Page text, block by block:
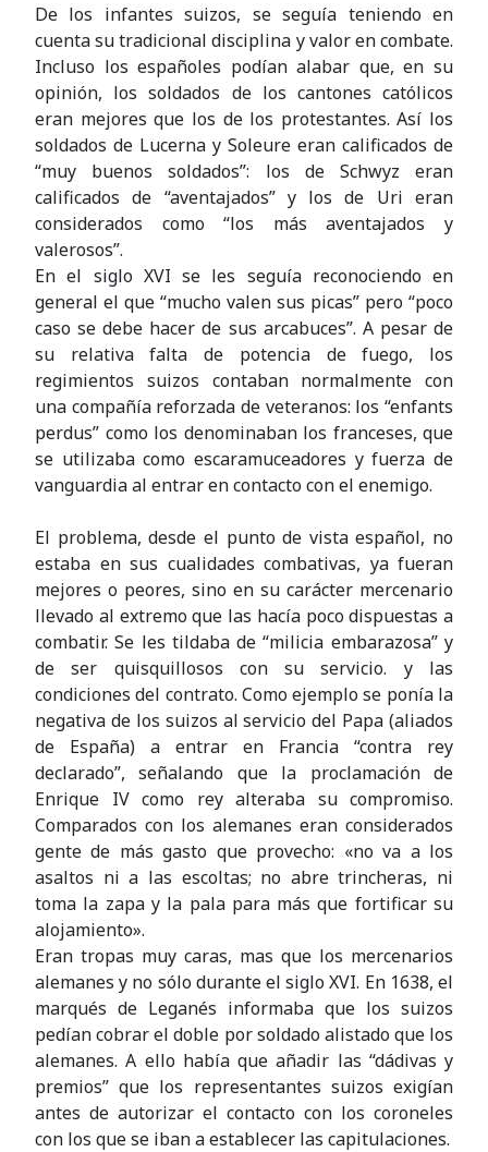
De los infantes suizos, se seguía teniendo en
cuenta su tradicional disciplina y valor en combate.
Incluso los españoles podían alabar que, en su
opinión, los soldados de los cantones católicos
eran mejores que los de los protestantes. Así los
soldados de Lucerna y Soleure eran calificados de
“muy buenos soldados”: los de Schwyz eran
calificados de “aventajados” y los de Uri eran
considerados como “los más aventajados y
valerosos”.
En el siglo XVI se les seguía reconociendo en
general el que “mucho valen sus picas” pero “poco
caso se debe hacer de sus arcabuces”. A pesar de
su relativa falta de potencia de fuego, los
regimientos suizos contaban normalmente con
una compañía reforzada de veteranos: los “enfants
perdus” como los denominaban los franceses, que
se utilizaba como escaramuceadores y fuerza de
vanguardia al entrar en contacto con el enemigo.
El problema, desde el punto de vista español, no
estaba en sus cualidades combativas, ya fueran
mejores o peores, sino en su carácter mercenario
llevado al extremo que las hacía poco dispuestas a
combatir. Se les tildaba de “milicia embarazosa” y
de ser quisquillosos con su servicio. y las
condiciones del contrato. Como ejemplo se ponía la
negativa de los suizos al servicio del Papa (aliados
de España) a entrar en Francia “contra rey
declarado”, señalando que la proclamación de
Enrique IV como rey alteraba su compromiso.
Comparados con los alemanes eran considerados
gente de más gasto que provecho: «no va a los
asaltos ni a las escoltas; no abre trincheras, ni
toma la zapa y la pala para más que fortificar su
alojamiento».
Eran tropas muy caras, mas que los mercenarios
alemanes y no sólo durante el siglo XVI. En 1638, el
marqués de Leganés informaba que los suizos
pedían cobrar el doble por soldado alistado que los
alemanes. A ello había que añadir las “dádivas y
premios” que los representantes suizos exigían
antes de autorizar el contacto con los coroneles
con los que se iban a establecer las capitulaciones.